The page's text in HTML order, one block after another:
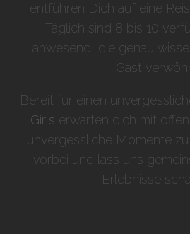
entführen Dich auf eine
Täglich sind 8 bis 10
anwesend, die genau
Gast
Bereit für einen
Girls erwarten dich mit
unvergessliche Momente
vorbei und lass uns
Erlebnisse